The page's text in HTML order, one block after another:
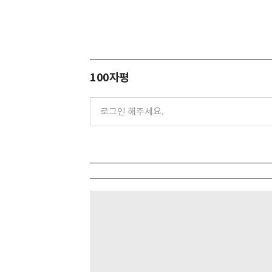
100자평